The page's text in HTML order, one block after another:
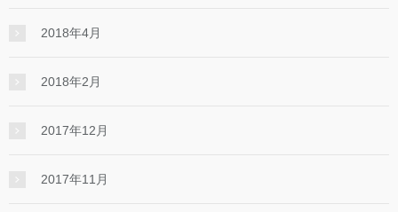
2018年4月
2018年2月
2017年12月
2017年11月